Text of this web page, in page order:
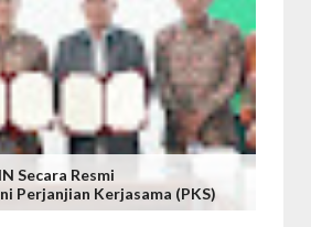
Secara Resmi
Perjanjian Kerjasama (PKS)